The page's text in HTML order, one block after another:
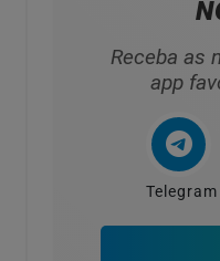
Receba as
app
Telegram